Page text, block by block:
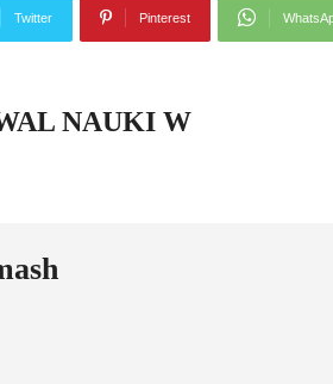
Twitter Pinterest
NAUKI W